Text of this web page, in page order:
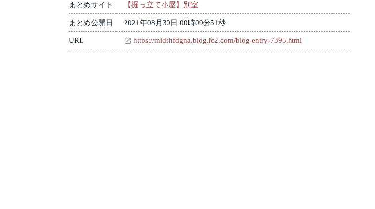
まとめサイト 【掘っ立て小屋】別室
まとめ公開日 2021年08月30日 00時09分51秒
URL https://midshfdgna.blog.fc2.com/blog-entry-7395.html